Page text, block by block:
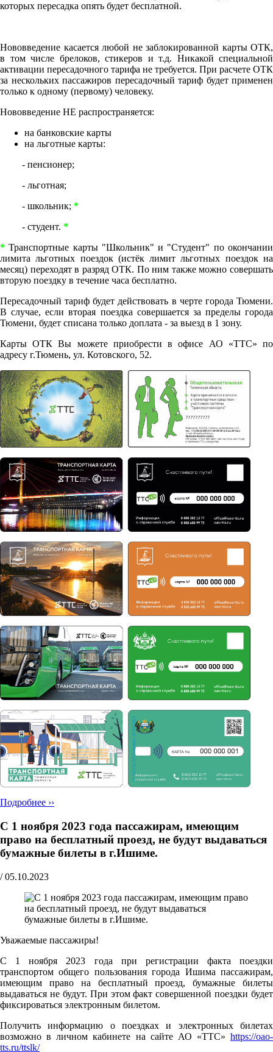
которых пересадка опять будет бесплатной.
Нововведение касается любой не заблокированной карты ОТК,
в том числе брелоков, стикеров и т.д. Никакой специальной
активации пересадочного тарифа не требуется. При расчете ОТК
за нескольких пассажиров пересадочный тариф будет применен
только к одному (первому) человеку.
Нововведение НЕ распространяется:
на банковские карты
на льготные карты:
- пенсионер;
- льготная;
- школьник; *
- студент. *
* Транспортные карты "Школьник" и "Студент" по окончании
лимита льготных поездок (истёк лимит льготных поездок на
месяц) переходят в разряд ОТК. По ним также можно совершать
вторую поездку в течение часа бесплатно.
Пересадочный тариф будет действовать в черте города Тюмени.
В случае, если вторая поездка совершается за пределы города
Тюмени, будет списана только доплата - за выезд в 1 зону.
Карты ОТК Вы можете приобрести в офисе АО «ТТС» по
адресу г.Тюмень, ул. Котовского, 52.
Подробнее ››
С 1 ноября 2023 года пассажирам, имеющим
право на бесплатный проезд, не будут выдаваться
бумажные билеты в г.Ишиме.
/ 05.10.2023
Уважаемые пассажиры!
С 1 ноября 2023 года при регистрации факта поездки
транспортом общего пользования города Ишима пассажирам,
имеющим право на бесплатный проезд, бумажные билеты
выдаваться не будут. При этом факт совершенной поездки будет
фиксироваться электронным билетом.
Получить информацию о поездках и электронных билетах
возможно в личном кабинете на сайте АО «ТТС» https://oao-
tts.ru/ttslk/